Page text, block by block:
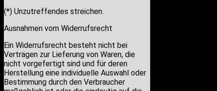
(*) Unzutreffendes streichen.
Ausnahmen vom Widerrufsrecht
Ein Widerrufsrecht besteht nicht bei
Verträgen zur Lieferung von Waren, die
nicht vorgefertigt sind und für deren
Herstellung eine individuelle Auswahl oder
Bestimmung durch den Verbraucher